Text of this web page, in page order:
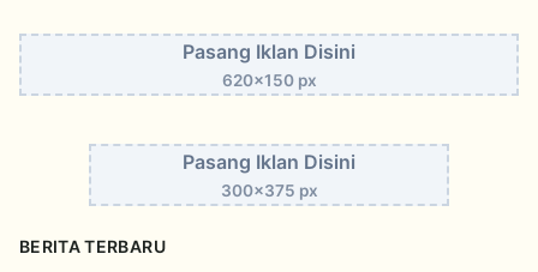
Pasang Iklan Disini
620x150 px
Pasang Iklan Disini
300x375 px
BERITA TERBARU